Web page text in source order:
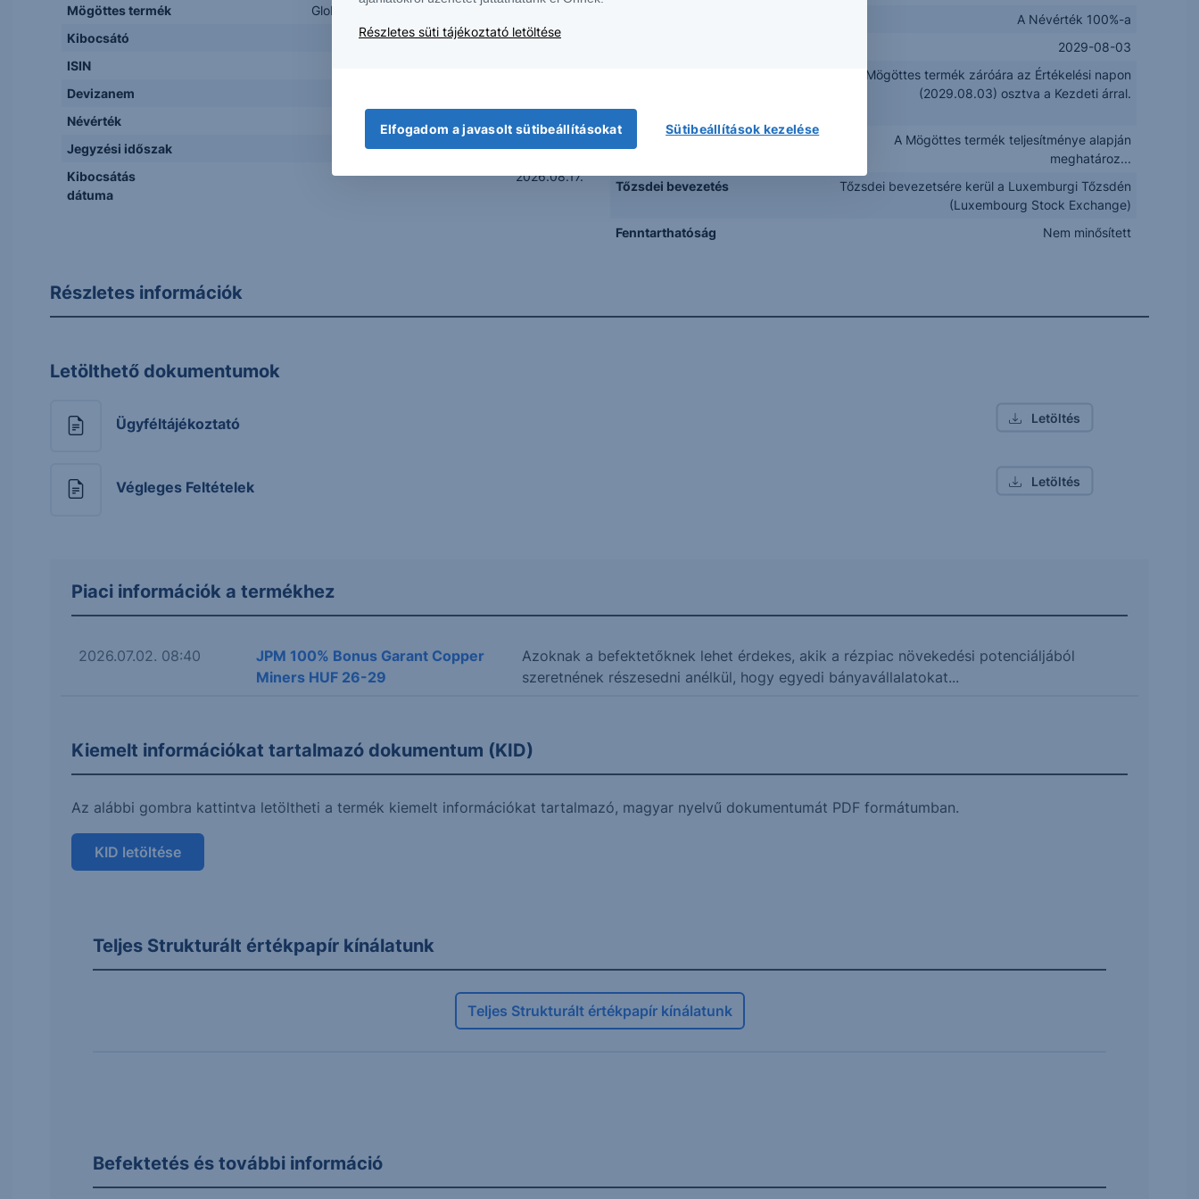
Mögöttes termék
Global X Copper Miners ETF (US37954Y8306)
Kibocsátó
J.P. Morgan Structured Products B.V.
ISIN
Devizanem
Névérték
10 000 HUF
Jegyzési időszak
2026.07.02. – 2026.07.31.
Kibocsátás
dátuma
2026.08.17.
A Névérték 100%-a
2029-08-03
meghatározása
Mögöttes termék záróára az Értékelési napon
(2029.08.03) osztva a Kezdeti árral.
Lejáratkori kifizetés
A Mögöttes termék teljesítménye alapján
meghatároz...
Tőzsdei bevezetés
Tőzsdei bevezetsére kerül a Luxemburgi Tőzsdén
(Luxembourg Stock Exchange)
Fenntarthatóság
Nem minősített
Részletes információk
Letölthető dokumentumok
Ügyféltájékoztató Letöltés
Végleges Feltételek Letöltés
Piaci információk a termékhez
2026.07.02. 08:40
JPM 100% Bonus Garant Copper
Miners HUF 26-29
Azoknak a befektetőknek lehet érdekes, akik a rézpiac növekedési potenciáljából
szeretnének részesedni anélkül, hogy egyedi bányavállalatokat...
Kiemelt információkat tartalmazó dokumentum (KID)
Az alábbi gombra kattintva letöltheti a termék kiemelt információkat tartalmazó, magyar nyelvű dokumentumát PDF formátumban.
KID letöltése
Teljes Strukturált értékpapír kínálatunk
Teljes Strukturált értékpapír kínálatunk
Befektetés és további információ
Részletes süti tájékoztató letöltése
Elfogadom a javasolt sütibeállításokat Sütibeállítások kezelése